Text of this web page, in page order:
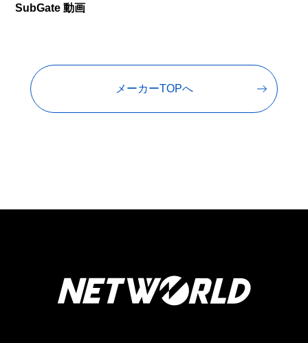
SubGate 動画
メーカーTOPへ